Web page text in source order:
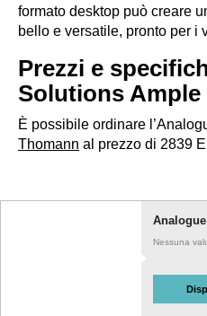
formato desktop può creare
bello e versatile, pronto per i
Prezzi e
Solutions Ample
È possibile ordinare
Thomann al prezzo di 2839
Nessuna